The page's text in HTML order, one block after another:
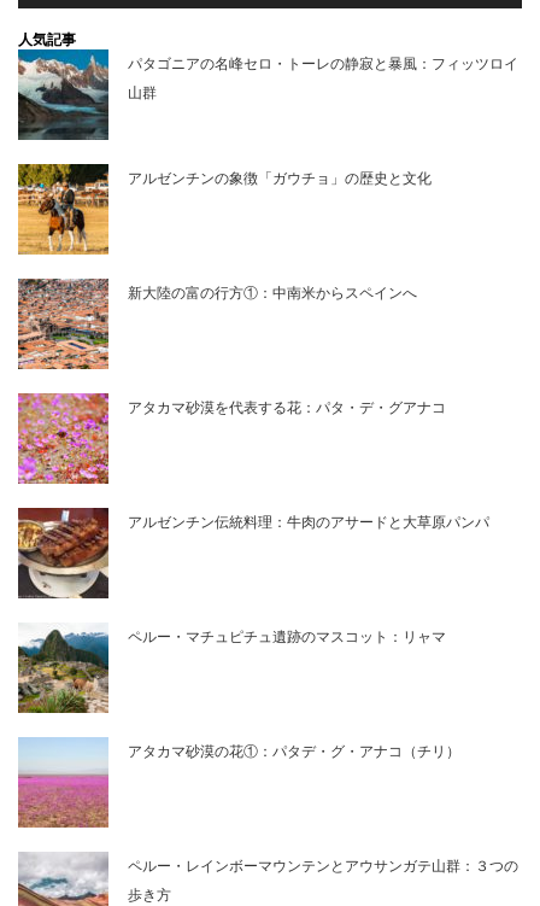
人気記事
パタゴニアの名峰セロ・トーレの静寂と暴風：フィッツロイ
山群
アルゼンチンの象徴「ガウチョ」の歴史と文化
新大陸の富の行方①：中南米からスペインへ
アタカマ砂漠を代表する花：パタ・デ・グアナコ
アルゼンチン伝統料理：牛肉のアサードと大草原パンパ
ペルー・マチュピチュ遺跡のマスコット：リャマ
アタカマ砂漠の花①：パタデ・グ・アナコ（チリ）
ペルー・レインボーマウンテンとアウサンガテ山群：３つの
歩き方